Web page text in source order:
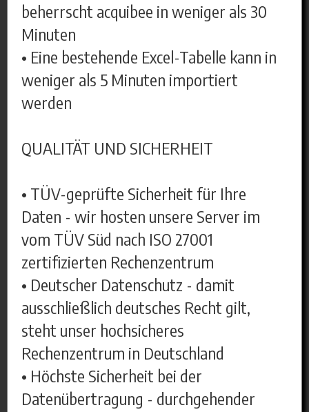
beherrscht acquibee in weniger als 30
Minuten
• Eine bestehende Excel-Tabelle kann in
weniger als 5 Minuten importiert
werden
QUALITÄT UND SICHERHEIT
• TÜV-geprüfte Sicherheit für Ihre
Daten - wir hosten unsere Server im
vom TÜV Süd nach ISO 27001
zertifizierten Rechenzentrum
• Deutscher Datenschutz - damit
ausschließlich deutsches Recht gilt,
steht unser hochsicheres
Rechenzentrum in Deutschland
• Höchste Sicherheit bei der
Datenübertragung - durchgehender